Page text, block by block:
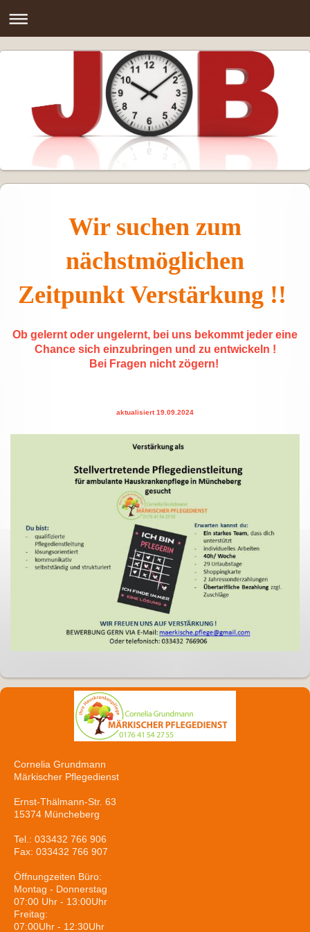
Wir suchen zum
nächstmöglichen
Zeitpunkt Verstärkung !!
Ob gelernt oder ungelernt, bei uns bekommt jeder eine
Chance sich einzubringen und zu entwickeln !
Bei Fragen nicht zögern!
aktualisiert 19.09.2024
Cornelia Grundmann
Märkischer Pflegedienst
Ernst-Thälmann-Str. 63
15374 Müncheberg
Tel.: 033432 766 906
Fax: 033432 766 907
Öffnungzeiten Büro:
Montag - Donnerstag
07:00 Uhr - 13:00Uhr
Freitag:
07:00Uhr - 12:30Uhr